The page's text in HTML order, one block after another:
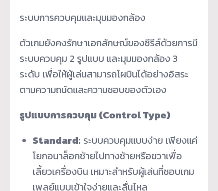
ระบบการควบคุมและมุมมองกล้อง
ตัวเกมยังคงรักษาเอกลักษณ์ของซีรีส์ด้วยการมี
ระบบควบคุม 2 รูปแบบ และมุมมองกล้อง 3
ระดับ เพื่อให้ผู้เล่นสามารถโผบินได้อย่างอิสระ
ตามความถนัดและความชอบของตัวเอง
รูปแบบการควบคุม (Control Type)
Standard: ระบบควบคุมแบบง่าย เพียงแค่
โยกอนาล็อกซ้ายไปทางซ้ายหรือขวาเพื่อ
เลี้ยวเครื่องบิน เหมาะสำหรับผู้เล่นที่ชอบเกม
เพลย์แบบเข้าใจง่ายและลื่นไหล